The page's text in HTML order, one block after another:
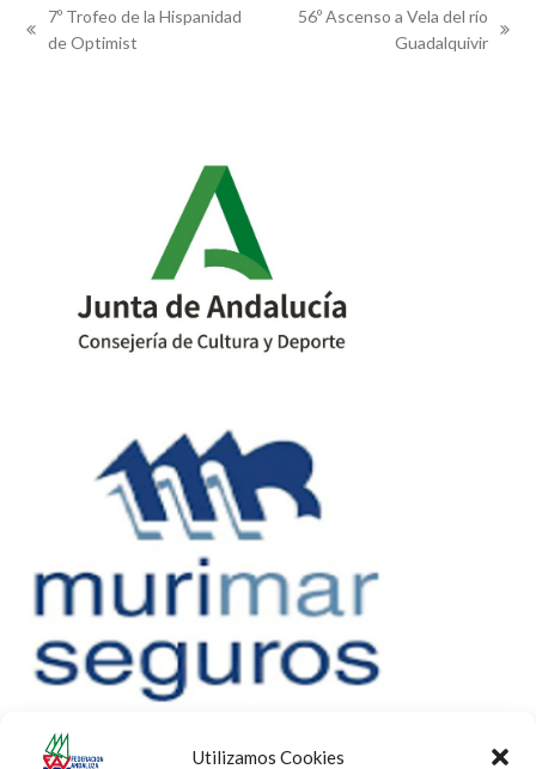
Utilizamos Cookies
previous
7º Trofeo de la Hispanidad
de Optimist
56º Ascenso a Vela del río
Guadalquivir